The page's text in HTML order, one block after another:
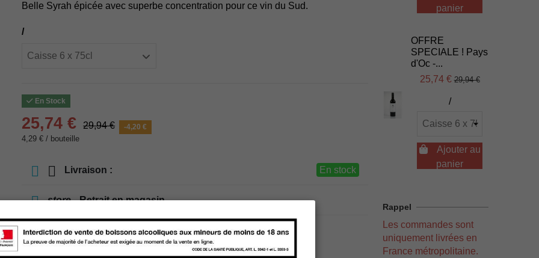
Belle Syrah épicée avec superbe concentration pour ce vin du Sud.
/
En Stock
25,74 € 29,94 € -4,20 €
4,29 € / bouteille
Livraison : En stock
store Retrait en magasin
store Choisir un magasin
panier
OFFRE
SPECIALE ! Pays
d'Oc -...
25,74 € 29,94 €
/
Ajouter au
panier
Rappel
Les commandes sont
uniquement livrées en
France métropolitaine.